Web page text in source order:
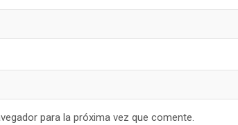
para la próxima vez que comente.